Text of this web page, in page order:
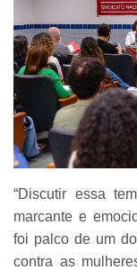
“Discutir essa
marcante e
foi palco de um
contra as